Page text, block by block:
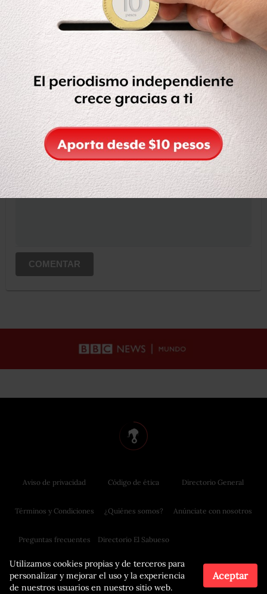
Compartir Leer después
OCULTAR COMENTARIOS
Iniciar sesión Registrate
Suscribete para comentar...
COMENTAR
Utilizamos cookies propias y de terceros para
personalizar y mejorar el uso y la experiencia
de nuestros usuarios en nuestro sitio web.
Aceptar
Aviso de privacidad
Términos y Condiciones
Preguntas frecuentes
Código de ética
¿Quiénes somos?
Directorio El Sabueso
Directorio General
Anúnciate con nosotros